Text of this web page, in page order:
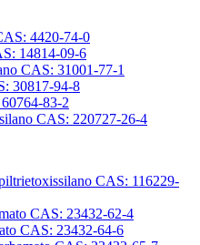
4420-74-0
14814-09-6
CAS: 31001-77-1
30817-94-8
83-2
CAS: 220727-26-4
CAS: 116229-
CAS: 23432-62-4
CAS: 23432-64-6